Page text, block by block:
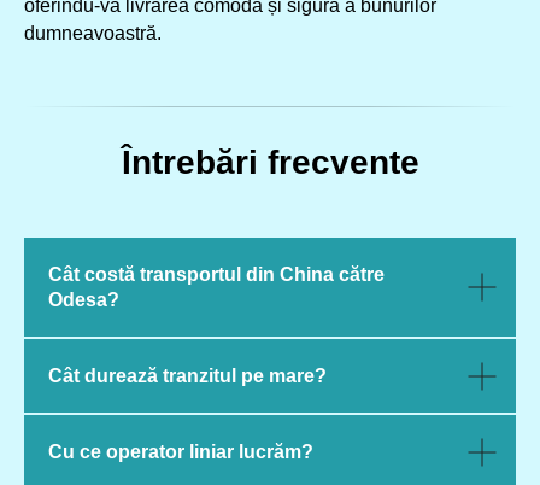
oferindu-vă livrarea comodă și sigură a bunurilor
dumneavoastră.
Întrebări frecvente
Cât costă transportul din China către
Odesa?
Cât durează tranzitul pe mare?
Cu ce operator liniar lucrăm?